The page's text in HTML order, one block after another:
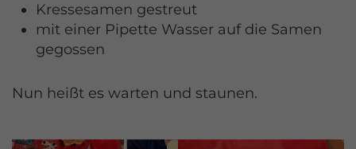
Kressesamen gestreut
mit einer Pipette Wasser auf die Samen
gegossen
Nun heißt es warten und staunen.